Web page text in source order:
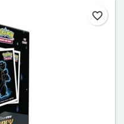
favorite_border